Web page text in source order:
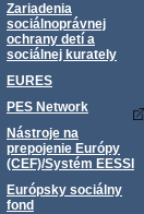
Zariadenia
sociálnoprávnej
ochrany detí a
sociálnej kurately
EURES
PES Network
Nástroje na
prepojenie Európy
(CEF)/Systém EESSI
Európsky sociálny
fond